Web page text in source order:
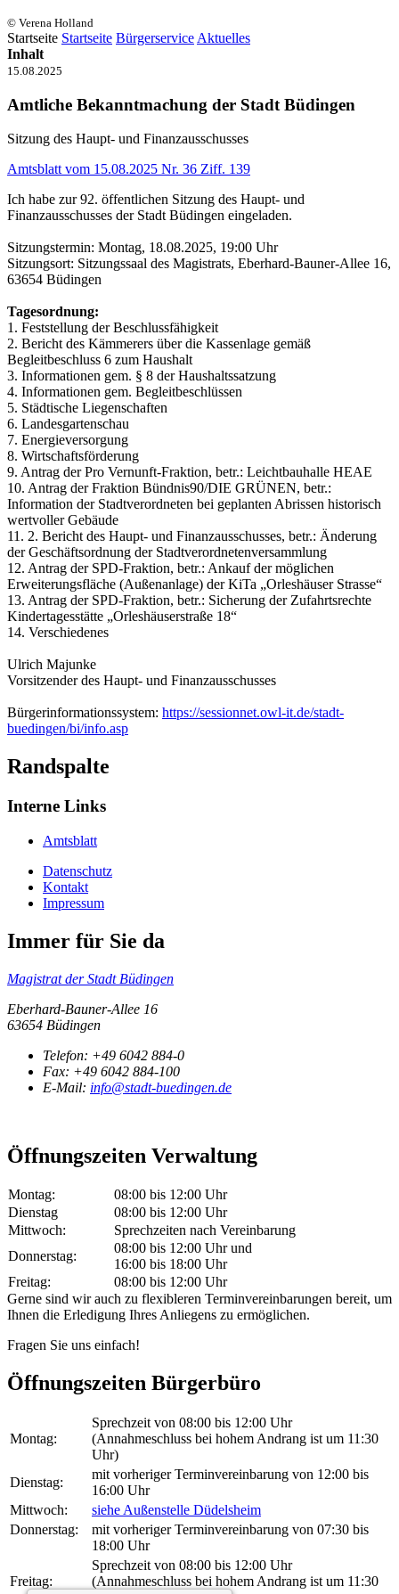
© Verena Holland
Startseite Startseite Bürgerservice Aktuelles
Inhalt
15.08.2025
Amtliche Bekanntmachung der Stadt Büdingen
Sitzung des Haupt- und Finanzausschusses
Amtsblatt vom 15.08.2025 Nr. 36 Ziff. 139
Ich habe zur 92. öffentlichen Sitzung des Haupt- und
Finanzausschusses der Stadt Büdingen eingeladen.
Sitzungstermin: Montag, 18.08.2025, 19:00 Uhr
Sitzungsort: Sitzungssaal des Magistrats, Eberhard-Bauner-Allee 16,
63654 Büdingen
Tagesordnung:
1. Feststellung der Beschlussfähigkeit
2. Bericht des Kämmerers über die Kassenlage gemäß
Begleitbeschluss 6 zum Haushalt
3. Informationen gem. § 8 der Haushaltssatzung
4. Informationen gem. Begleitbeschlüssen
5. Städtische Liegenschaften
6. Landesgartenschau
7. Energieversorgung
8. Wirtschaftsförderung
9. Antrag der Pro Vernunft-Fraktion, betr.: Leichtbauhalle HEAE
10. Antrag der Fraktion Bündnis90/DIE GRÜNEN, betr.:
Information der Stadtverordneten bei geplanten Abrissen historisch
wertvoller Gebäude
11. 2. Bericht des Haupt- und Finanzausschusses, betr.: Änderung
der Geschäftsordnung der Stadtverordnetenversammlung
12. Antrag der SPD-Fraktion, betr.: Ankauf der möglichen
Erweiterungsfläche (Außenanlage) der KiTa „Orleshäuser Strasse“
13. Antrag der SPD-Fraktion, betr.: Sicherung der Zufahrtsrechte
Kindertagesstätte „Orleshäuserstraße 18“
14. Verschiedenes
Ulrich Majunke
Vorsitzender des Haupt- und Finanzausschusses
Bürgerinformationssystem: https://sessionnet.owl-it.de/stadt-
buedingen/bi/info.asp
Randspalte
Interne Links
Amtsblatt
Datenschutz
Kontakt
Impressum
Immer für Sie da
Magistrat der Stadt Büdingen
Eberhard-Bauner-Allee 16
63654 Büdingen
Telefon: +49 6042 884-0
Fax: +49 6042 884-100
E-Mail: info@stadt-buedingen.de
Öffnungszeiten Verwaltung
Montag:
08:00 bis 12:00 Uhr
Dienstag
08:00 bis 12:00 Uhr
Mittwoch:
Sprechzeiten nach Vereinbarung
Donnerstag:
08:00 bis 12:00 Uhr und
16:00 bis 18:00 Uhr
Freitag:
08:00 bis 12:00 Uhr
Gerne sind wir auch zu flexibleren Terminvereinbarungen bereit, um
Ihnen die Erledigung Ihres Anliegens zu ermöglichen.
Fragen Sie uns einfach!
Öffnungszeiten Bürgerbüro
Montag:
Sprechzeit von 08:00 bis 12:00 Uhr
(Annahmeschluss bei hohem Andrang ist um 11:30
Uhr)
Dienstag:
mit vorheriger Terminvereinbarung von 12:00 bis
16:00 Uhr
Mittwoch:
siehe Außenstelle Düdelsheim
Donnerstag:
mit vorheriger Terminvereinbarung von 07:30 bis
18:00 Uhr
Freitag:
Sprechzeit von 08:00 bis 12:00 Uhr
(Annahmeschluss bei hohem Andrang ist um 11:30